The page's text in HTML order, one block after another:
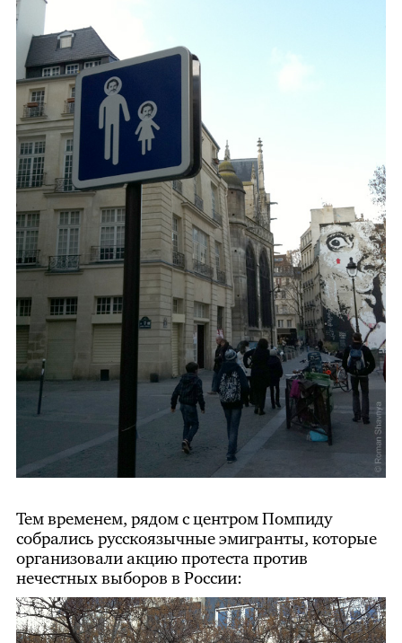
Тем временем, рядом с центром Помпиду
собрались русскоязычные эмигранты, которые
организовали акцию протеста против
нечестных выборов в России: